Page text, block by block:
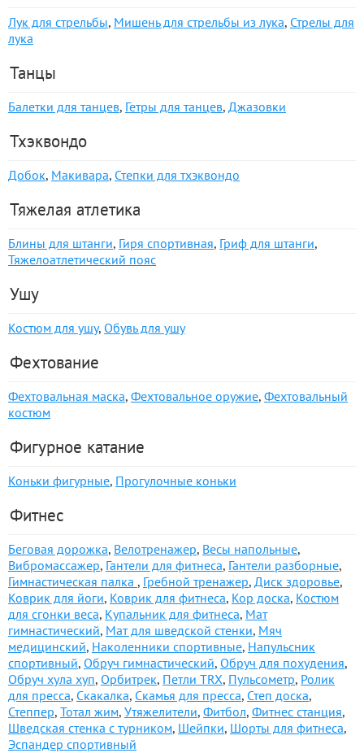
Лук для стрельбы, Мишень для стрельбы из лука, Стрелы для
лука
Танцы
Балетки для танцев, Гетры для танцев, Джазовки
Тхэквондо
Добок, Макивара, Степки для тхэквондо
Тяжелая атлетика
Блины для штанги, Гиря спортивная, Гриф для штанги,
Тяжелоатлетический пояс
Ушу
Костюм для ушу, Обувь для ушу
Фехтование
Фехтовальная маска, Фехтовальное оружие, Фехтовальный
костюм
Фигурное катание
Коньки фигурные, Прогулочные коньки
Фитнес
Беговая дорожка, Велотренажер, Весы напольные,
Вибромассажер, Гантели для фитнеса, Гантели разборные,
Гимнастическая палка , Гребной тренажер, Диск здоровье,
Коврик для йоги, Коврик для фитнеса, Кор доска, Костюм
для сгонки веса, Купальник для фитнеса, Мат
гимнастический, Мат для шведской стенки, Мяч
медицинский, Наколенники спортивные, Напульсник
спортивный, Обруч гимнастический, Обруч для похудения,
Обруч хула хуп, Орбитрек, Петли TRX, Пульсометр, Ролик
для пресса, Скакалка, Скамья для пресса, Степ доска,
Степпер, Тотал жим, Утяжелители, Фитбол, Фитнес станция,
Шведская стенка с турником, Шейпки, Шорты для фитнеса,
Эспандер спортивный